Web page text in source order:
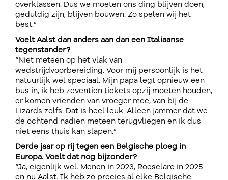
overklassen. Dus we moeten ons ding blijven doen,
geduldig zijn, blijven bouwen. Zo spelen wij het
best.”
Voelt Aalst dan anders aan dan een Italiaanse
tegenstander?
“Niet meteen op het vlak van
wedstrijdvoorbereiding. Voor mij persoonlijk is het
natuurlijk wel speciaal. Mijn papa legt opnieuw een
bus in, ik heb zeventien tickets opzij moeten houden,
er komen vrienden van vroeger mee, van bij de
Lizards zelfs. Dat is heel leuk. Alleen jammer dat we
de ochtend nadien meteen terugvliegen en ik dus
niet eens thuis kan slapen.”
Derde jaar op rij tegen een Belgische ploeg in
Europa. Voelt dat nog bijzonder?
“Ja, eigenlijk wel. Menen in 2023, Roeselare in 2025
en nu Aalst. Ik heb zo precies al elke Belgische